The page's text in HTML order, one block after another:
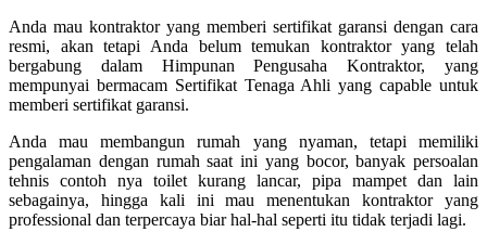
Anda mau kontraktor yang memberi sertifikat garansi dengan cara
resmi, akan tetapi Anda belum temukan kontraktor yang telah
bergabung dalam Himpunan Pengusaha Kontraktor, yang
mempunyai bermacam Sertifikat Tenaga Ahli yang capable untuk
memberi sertifikat garansi.
Anda mau membangun rumah yang nyaman, tetapi memiliki
pengalaman dengan rumah saat ini yang bocor, banyak persoalan
tehnis contoh nya toilet kurang lancar, pipa mampet dan lain
sebagainya, hingga kali ini mau menentukan kontraktor yang
professional dan terpercaya biar hal-hal seperti itu tidak terjadi lagi.